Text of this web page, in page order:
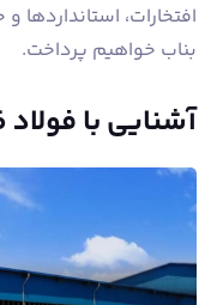
افتخارات، استانداردها
بناب خواهیم پرداخت.
آشنایی با فولاد